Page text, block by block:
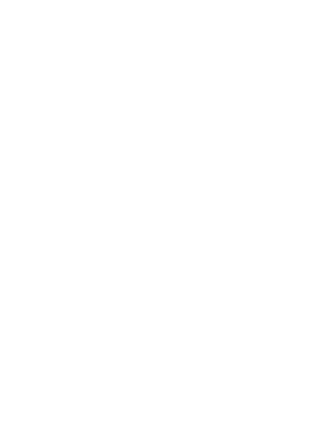
DB DBR22 / 1
GREEN /